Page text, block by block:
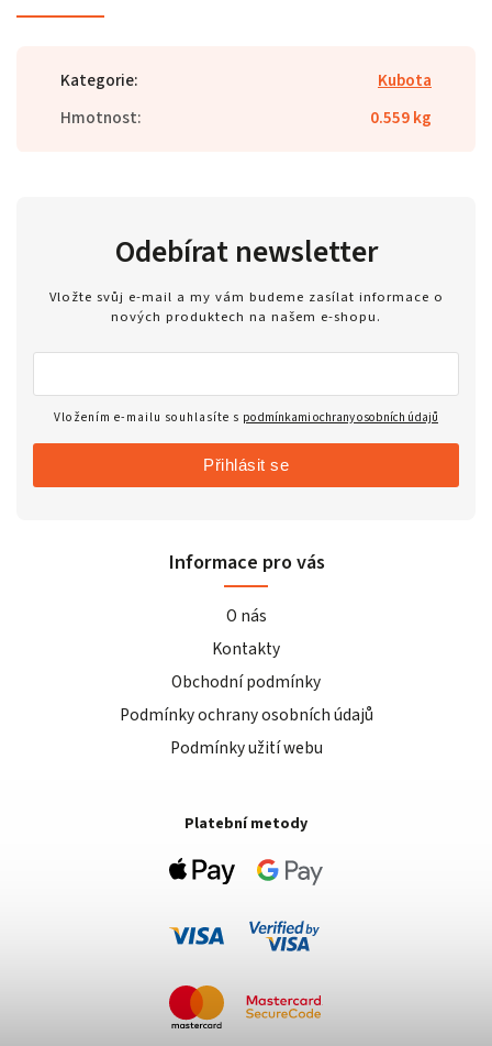
Kategorie:
Kubota
Hmotnost: 0.559 kg
Odebírat newsletter
Vložte svůj e-mail a my vám budeme zasílat informace o
nových produktech na našem e-shopu.
Vložením e-mailu souhlasíte s podmínkami ochrany osobních údajů
Přihlásit se
Informace pro vás
O nás
Kontakty
Obchodní podmínky
Podmínky ochrany osobních údajů
Podmínky užití webu
Platební metody